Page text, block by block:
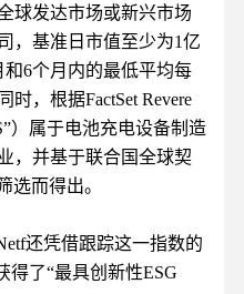
球发达市场或新兴市场
，基准日市值至少为1亿
6个月内的最低平均每
时，根据FactSet Revere
）属于电池充电设备制造
，并基于联合国全球契
选而得出。
还凭借跟踪这一指数的
得了“最具创新性ESG